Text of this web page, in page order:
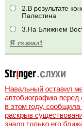
2.В результате
Палестина
3.На Ближнем
Навальный оставил
автобиографию перед
в этом году,
раскрыв
знало только его